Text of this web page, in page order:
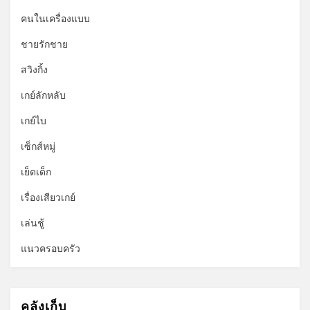
คนในเครื่องแบบ
ชายรักชาย
สวิงกิ้ง
เกย์ลักหลับ
เกย์ไบ
เซ็กส์หมู่
เย็ดเด็ก
เรื่องเสียวเกย์
เล่นชู้
แนวครอบครัว
คลังเก็บ